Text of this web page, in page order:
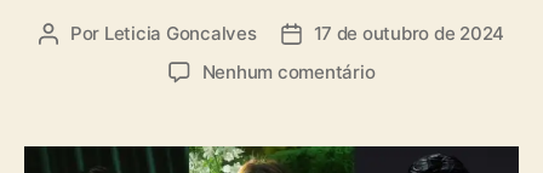
r
a
A
r
Por Leticia Goncalves
D
d
17 de outubro de 2024
Nenhum comentárioe
a